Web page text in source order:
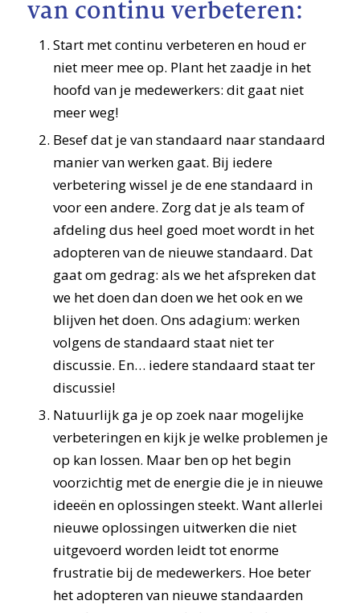
van continu verbeteren:
Start met continu verbeteren en houd er
niet meer mee op. Plant het zaadje in het
hoofd van je medewerkers: dit gaat niet
meer weg!
Besef dat je van standaard naar standaard
manier van werken gaat. Bij iedere
verbetering wissel je de ene standaard in
voor een andere. Zorg dat je als team of
afdeling dus heel goed moet wordt in het
adopteren van de nieuwe standaard. Dat
gaat om gedrag: als we het afspreken dat
we het doen dan doen we het ook en we
blijven het doen. Ons adagium: werken
volgens de standaard staat niet ter
discussie. En… iedere standaard staat ter
discussie!
Natuurlijk ga je op zoek naar mogelijke
verbeteringen en kijk je welke problemen je
op kan lossen. Maar ben op het begin
voorzichtig met de energie die je in nieuwe
ideeën en oplossingen steekt. Want allerlei
nieuwe oplossingen uitwerken die niet
uitgevoerd worden leidt tot enorme
frustratie bij de medewerkers. Hoe beter
het adopteren van nieuwe standaarden